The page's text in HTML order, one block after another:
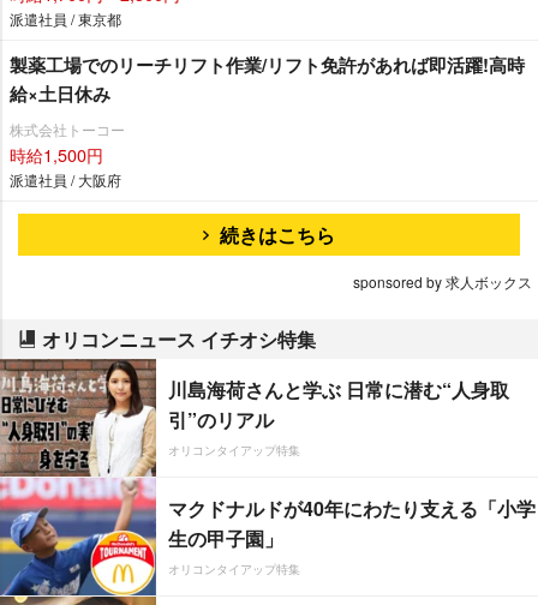
派遣社員 / 東京都
製薬工場でのリーチリフト作業/リフト免許があれば即活躍!高時
給×土日休み
株式会社トーコー
時給1,500円
派遣社員 / 大阪府
続きはこちら
sponsored by 求人ボックス
オリコンニュース イチオシ特集
川島海荷さんと学ぶ 日常に潜む“人身取
引”のリアル
オリコンタイアップ特集
マクドナルドが40年にわたり支える「小学
生の甲子園」
オリコンタイアップ特集